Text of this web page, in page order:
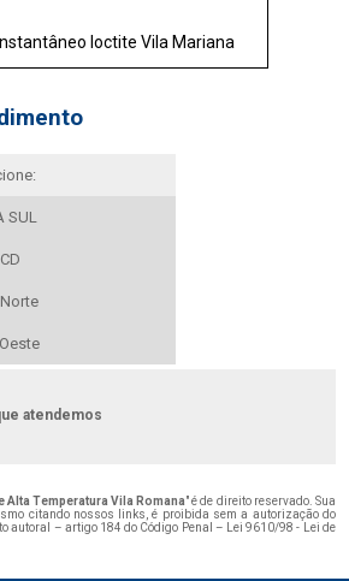
loctite Vila Mariana
SUL
atendemos
Alta Temperatura Vila Romana" é de direito reservado. Sua
citando nossos links, é proibida sem a autorização do
autoral – artigo 184 do Código Penal –
Lei 9610/98 - Lei de